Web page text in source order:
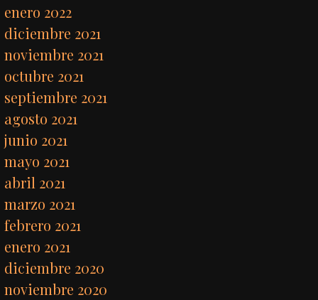
enero 2022
diciembre 2021
noviembre 2021
octubre 2021
septiembre 2021
agosto 2021
junio 2021
mayo 2021
abril 2021
marzo 2021
febrero 2021
enero 2021
diciembre 2020
noviembre 2020